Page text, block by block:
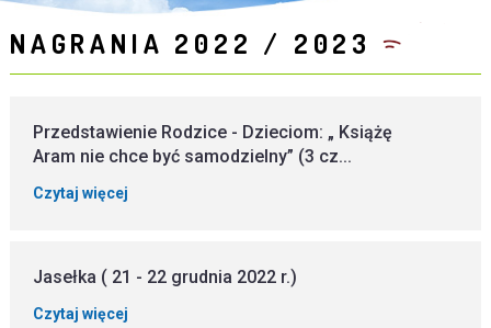
NAGRANIA 2022 / 2023
Przedstawienie Rodzice - Dzieciom: „ Książę
Aram nie chce być samodzielny” (3 cz...
Czytaj więcej
Jasełka ( 21 - 22 grudnia 2022 r.)
Czytaj więcej